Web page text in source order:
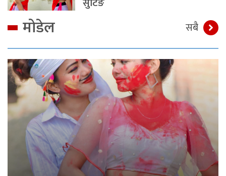
मोडेल सबै